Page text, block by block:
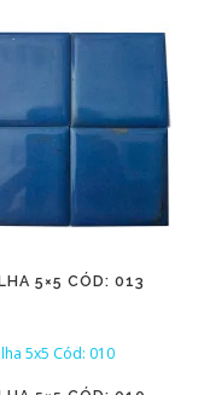
5×5 CÓD: 013